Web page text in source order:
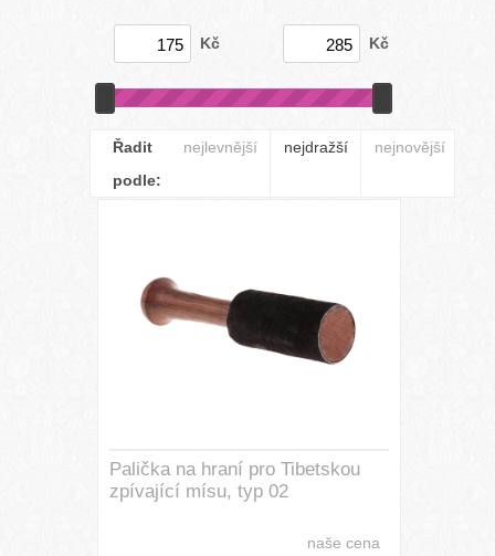
Kč Kč
Řadit
podle:
nejlevnější nejdražší nejnovější
Palička na hraní pro Tibetskou
zpívající mísu, typ 02
naše cena